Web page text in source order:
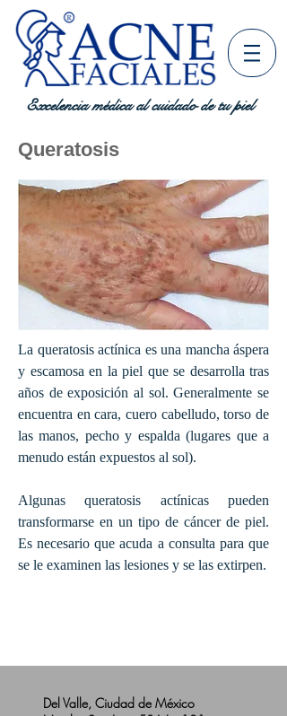
Excelencia médica al cuidado de tu piel
Queratosis
La queratosis actínica es una mancha áspera
y escamosa en la piel que se desarrolla tras
años de exposición al sol. Generalmente se
encuentra en cara, cuero cabelludo, torso de
las manos, pecho y espalda (lugares que a
menudo están expuestos al sol).
Algunas queratosis actínicas pueden
transformarse en un tipo de cáncer de piel.
Es necesario que acuda a consulta para que
se le examinen las lesiones y se las extirpen.
Del Valle, Ciudad de México